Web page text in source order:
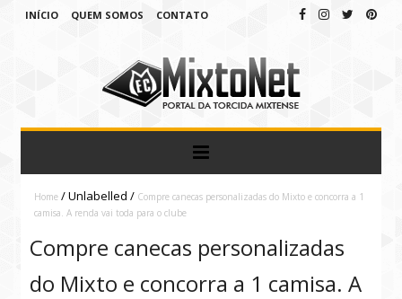
INÍCIO QUEM SOMOS CONTATO
Home /Unlabelled/ Compre canecas personalizadas do Mixto e concorra a 1
camisa. A renda vai toda para o clube
Compre canecas personalizadas
do Mixto e concorra a 1 camisa. A